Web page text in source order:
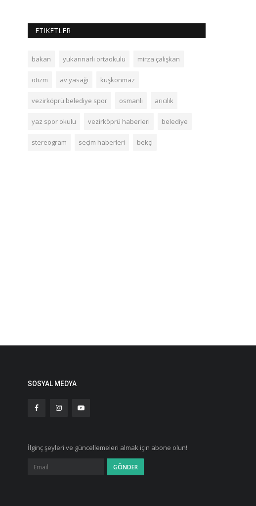
ETIKETLER
bakan yukarınarlı ortaokulu mirza çalışkan
otizm av yasağı kuşkonmaz
vezirköprü belediye spor osmanlı arıcılık
yaz spor okulu vezirköprü haberleri belediye
stereogram seçim haberleri bekçi
SOSYAL MEDYA
İlginç şeyleri ve güncellemeleri almak için abone olun!